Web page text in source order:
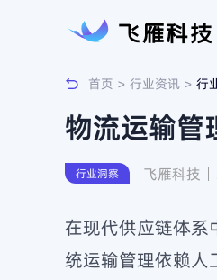
AI知识库
智慧物流
首页 > 行业资讯 > 行
物流运输管
行业洞察 飞雁科技
在现代供应链体
统运输管理依赖人